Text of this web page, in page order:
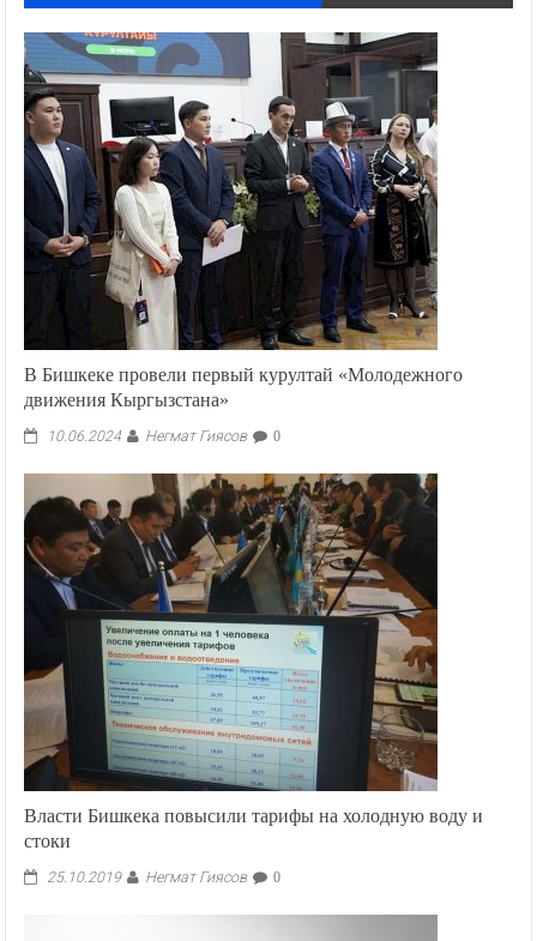
В Бишкеке провели первый курултай «Молодежного
движения Кыргызстана»
10.06.2024 Негмат Гиясов 0
Власти Бишкека повысили тарифы на холодную воду и
стоки
25.10.2019 Негмат Гиясов 0